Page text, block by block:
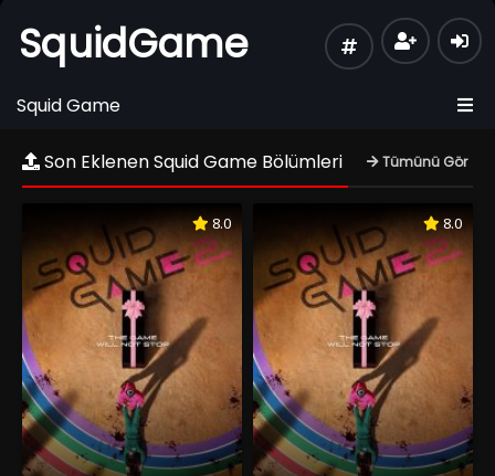
SquidGame
Squid Game
Son Eklenen Squid Game Bölümleri Tümünü Gör
8.0 8.0